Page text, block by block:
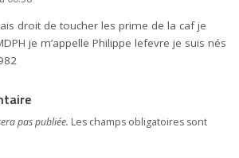
droit de toucher les prime de la caf je
je m’appelle Philippe lefevre je suis nés
pas publiée. Les champs obligatoires sont